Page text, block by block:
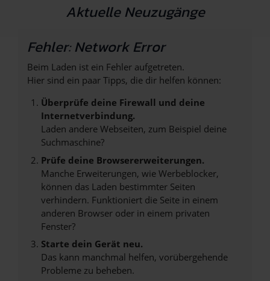
Aktuelle Neuzugänge
Fehler: Network Error
Beim Laden ist ein Fehler aufgetreten.
Hier sind ein paar Tipps, die dir helfen können:
Überprüfe deine Firewall und deine
Internetverbindung.
Laden andere Webseiten, zum Beispiel deine
Suchmaschine?
Prüfe deine Browsererweiterungen.
Manche Erweiterungen, wie Werbeblocker,
können das Laden bestimmter Seiten
verhindern. Funktioniert die Seite in einem
anderen Browser oder in einem privaten
Fenster?
Starte dein Gerät neu.
Das kann manchmal helfen, vorübergehende
Probleme zu beheben.